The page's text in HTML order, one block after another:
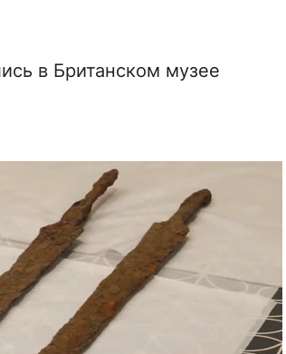
в Британском музее